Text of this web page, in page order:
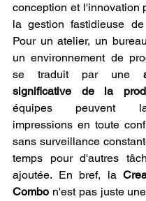
conception et l'innovation
la gestion fastidieuse
Pour un atelier, un
un environnement de
se traduit par une
significative de la
équipes peuvent
impressions en toute
sans surveillance
temps pour d'autres
ajoutée. En bref, la
Combo n'est pas juste